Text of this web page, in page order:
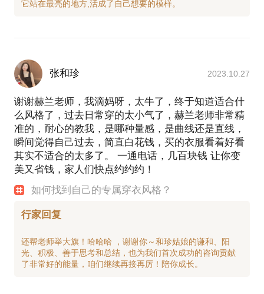
张和珍 2023.10.27
谢谢赫兰老师，我滴妈呀，太牛了，终于知道适合什
么风格了，过去日常穿的太小气了，赫兰老师非常精
准的，耐心的教我，是哪种量感，是曲线还是直线，
瞬间觉得自己过去，简直白花钱，买的衣服看着好看
其实不适合的太多了。 一通电话，几百块钱 让你变
美又省钱，家人们快点约约约！
如何找到自己的专属穿衣风格？
行家回复
还帮老师举大旗！哈哈哈 ，谢谢你～和珍姑娘的谦和、阳
光、积极、善于思考和总结，也为我们首次成功的咨询贡献